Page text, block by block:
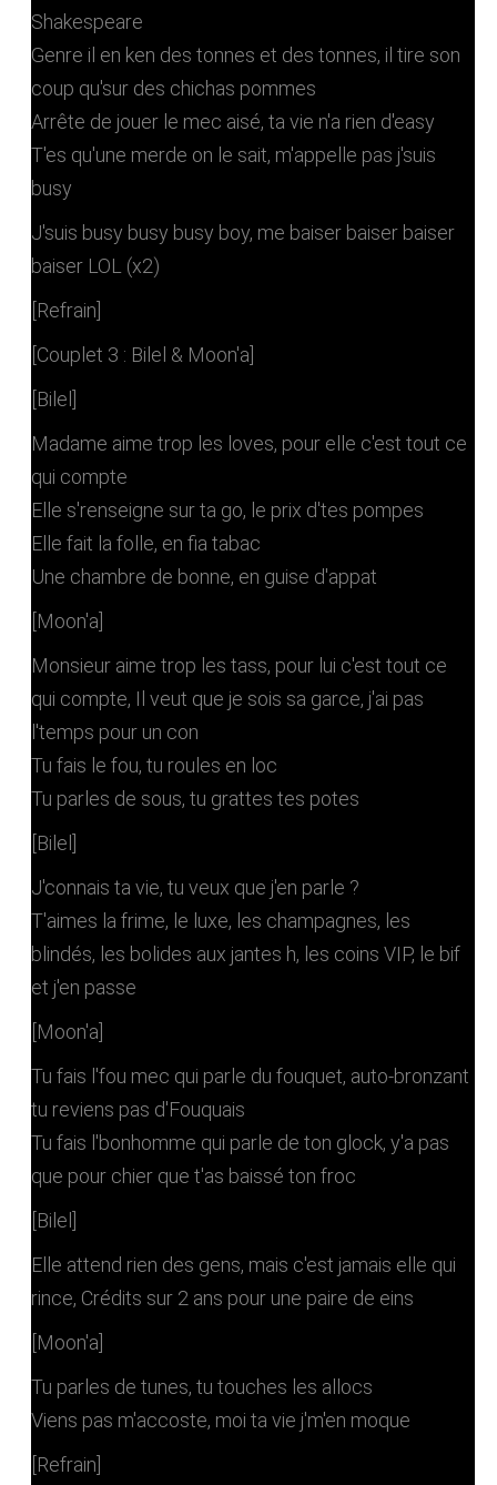
Shakespeare
Genre il en ken des tonnes et des tonnes, il tire son
coup qu'sur des chichas pommes
Arrête de jouer le mec aisé, ta vie n'a rien d'easy
T'es qu'une merde on le sait, m'appelle pas j'suis
busy
J'suis busy busy busy boy, me baiser baiser baiser
baiser LOL (x2)
[Refrain]
[Couplet 3 : Bilel & Moon'a]
[Bilel]
Madame aime trop les loves, pour elle c'est tout ce
qui compte
Elle s'renseigne sur ta go, le prix d'tes pompes
Elle fait la folle, en fia tabac
Une chambre de bonne, en guise d'appat
[Moon'a]
Monsieur aime trop les tass, pour lui c'est tout ce
qui compte, Il veut que je sois sa garce, j'ai pas
l'temps pour un con
Tu fais le fou, tu roules en loc
Tu parles de sous, tu grattes tes potes
[Bilel]
J'connais ta vie, tu veux que j'en parle ?
T'aimes la frime, le luxe, les champagnes, les
blindés, les bolides aux jantes h, les coins VIP, le bif
et j'en passe
[Moon'a]
Tu fais l'fou mec qui parle du fouquet, auto-bronzant
tu reviens pas d'Fouquais
Tu fais l'bonhomme qui parle de ton glock, y'a pas
que pour chier que t'as baissé ton froc
[Bilel]
Elle attend rien des gens, mais c'est jamais elle qui
rince, Crédits sur 2 ans pour une paire de eins
[Moon'a]
Tu parles de tunes, tu touches les allocs
Viens pas m'accoste, moi ta vie j'm'en moque
[Refrain]